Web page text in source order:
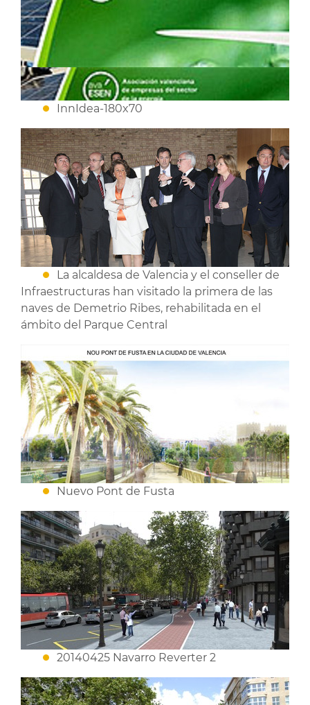
InnIdea-180x70
La alcaldesa de Valencia y el conseller de
Infraestructuras han visitado la primera de las
naves de Demetrio Ribes, rehabilitada en el
ámbito del Parque Central
Nuevo Pont de Fusta
20140425 Navarro Reverter 2